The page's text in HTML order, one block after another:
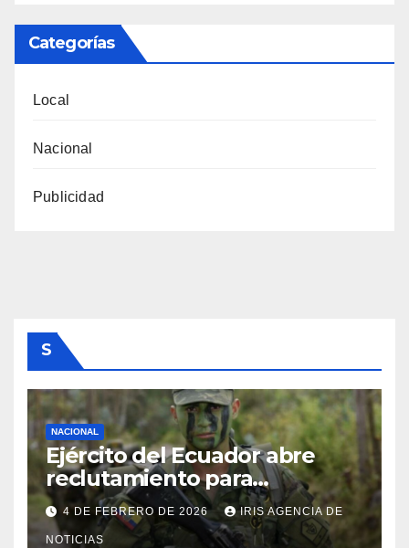
Categorías
Local
Nacional
Publicidad
S
NACIONAL
Ejército del Ecuador abre
reclutamiento para
bachilleres a partir de este
viernes 6 de febrero
4 DE FEBRERO DE 2026 IRIS AGENCIA DE
NOTICIAS